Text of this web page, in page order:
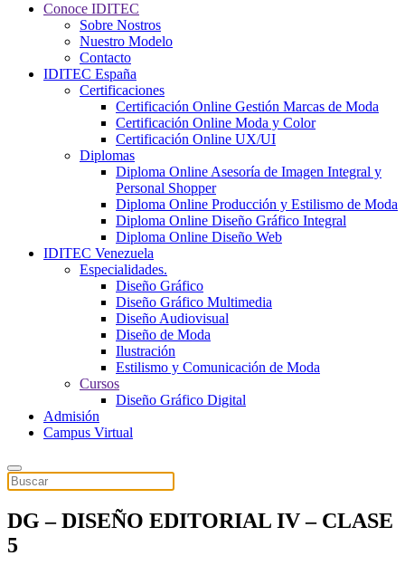
Conoce IDITEC
Sobre Nostros
Nuestro Modelo
Contacto
IDITEC España
Certificaciones
Certificación Online Gestión Marcas de Moda
Certificación Online Moda y Color
Certificación Online UX/UI
Diplomas
Diploma Online Asesoría de Imagen Integral y
Personal Shopper
Diploma Online Producción y Estilismo de Moda
Diploma Online Diseño Gráfico Integral
Diploma Online Diseño Web
IDITEC Venezuela
Especialidades.
Diseño Gráfico
Diseño Gráfico Multimedia
Diseño Audiovisual
Diseño de Moda
Ilustración
Estilismo y Comunicación de Moda
Cursos
Diseño Gráfico Digital
Admisión
Campus Virtual
DG – DISEÑO EDITORIAL IV – CLASE
5